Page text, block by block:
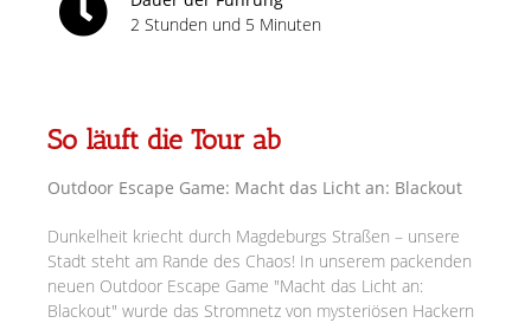
2 Stunden und 5 Minuten
So läuft die Tour ab
Outdoor Escape Game: Macht das Licht an: Blackout
Dunkelheit kriecht durch Magdeburgs Straßen – unsere
Stadt steht am Rande des Chaos! In unserem packenden
neuen Outdoor Escape Game "Macht das Licht an:
Blackout" wurde das Stromnetz von mysteriösen Hackern